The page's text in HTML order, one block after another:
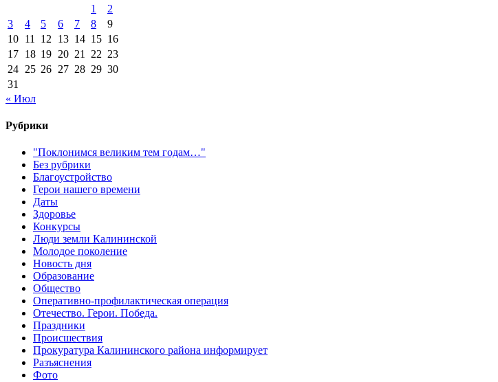
1
2
3
4 5 6 7 8
9
10 11 12 13 14 15 16
17 18 19 20 21 22 23
24 25 26 27 28 29 30
31
« Июл
Рубрики
"Поклонимся великим тем годам…"
Без рубрики
Благоустройство
Герои нашего времени
Даты
Здоровье
Конкурсы
Люди земли Калининской
Молодое поколение
Новость дня
Образование
Общество
Оперативно-профилактическая операция
Отечество. Герои. Победа.
Праздники
Происшествия
Прокуратура Калининского района информирует
Разъяснения
Фото